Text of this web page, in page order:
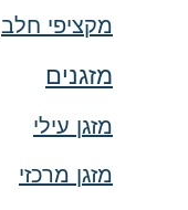
מקציפי חלב
מזגנים
מזגן עילי
מזגן מרכזי